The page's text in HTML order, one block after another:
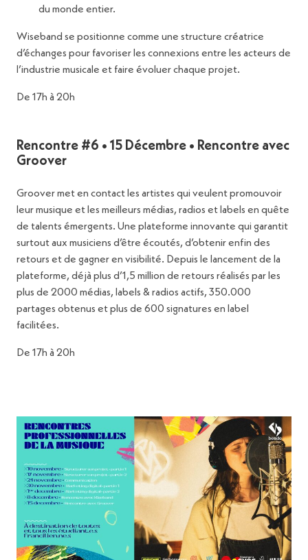
du monde entier.
Wiseband se positionne comme une structure créatrice
d’échanges pour favoriser les connexions entre les acteurs de
l’industrie musicale et faire évoluer chaque projet.
De 17h à 20h
Rencontre #6 • 15 Décembre • Rencontre avec
Groover
Groover met en contact les artistes qui veulent promouvoir
leur musique et les meilleurs médias, radios et labels en quête
de talents émergents. Une plateforme innovante qui garantit
surtout aux musiciens d’être écoutés, d’obtenir enfin des
retours et de gagner en visibilité. Depuis le lancement de la
plateforme, déjà plus d’1,5 million de retours réalisés par les
plus de 2000 médias, labels & radios actifs, 350.000
partages obtenus et plus de 600 signatures en label
facilitées.
De 17h à 20h